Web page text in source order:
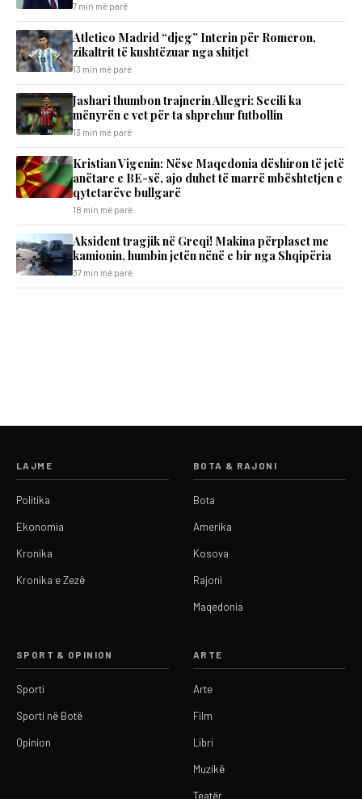
7 min më parë
Atletico Madrid “djeg” Interin për Romeron,
zikaltrit të kushtëzuar nga shitjet
13 min më parë
Jashari thumbon trajnerin Allegri: Secili ka
mënyrën e vet për ta shprehur futbollin
13 min më parë
Kristian Vigenin: Nëse Maqedonia dëshiron të jetë
anëtare e BE-së, ajo duhet të marrë mbështetjen e
qytetarëve bullgarë
18 min më parë
Aksident tragjik në Greqi! Makina përplaset me
kamionin, humbin jetën nënë e bir nga Shqipëria
37 min më parë
LAJME
Politika
Ekonomia
Kronika
Kronika e Zezë
BOTA & RAJONI
Bota
Amerika
Kosova
Rajoni
Maqedonia
SPORT & OPINION
Sporti
Sporti në Botë
Opinion
ARTE
Arte
Film
Libri
Muzikë
Teatër